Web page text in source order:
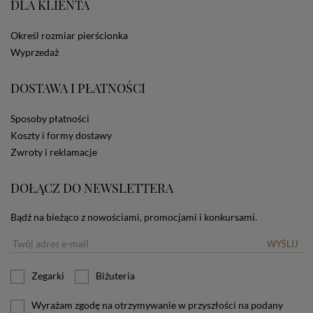
ze Sklepu bez zmiany ustawień w przeglądarce
zamieszczane w urządzeniu końcowym każdego
użytkownika. Jeżeli użytkownik nie wyraża zgody na
informacji o plikach cookies.
DLA KLIENTA
Określ rozmiar pierścionka
Wyprzedaż
DOSTAWA I PŁATNOŚCI
Sposoby płatności
Koszty i formy dostawy
Zwroty i reklamacje
DOŁĄCZ DO NEWSLETTERA
Bądź na bieżąco z nowościami, promocjami i konkursami.
WYŚLIJ
Zegarki Biżuteria
Wyrażam zgodę na otrzymywanie w przyszłości na podany